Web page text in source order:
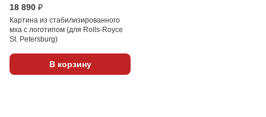
18 890 ₽
Картина из стабилизированного
мха с логотипом (для Rolls-Royce
St. Petersburg)
В корзину